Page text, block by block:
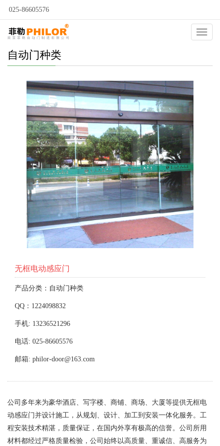
025-86605576
自动门种类
无框电动感应门
产品分类：自动门种类
QQ：1224098832
手机: 13236521296
电话: 025-86605576
邮箱: philor-door@163.com
公司多年来为豪华酒店、写字楼、商铺、商场、大厦等提供无框电
动感应门并设计施工，从规划、设计、加工到安装一体化服务。工
程安装技术精湛，质量保证，在国内外享有极高的信誉。公司所用
材料都经过严格质量检验，公司始终以高质量、重诚信、高服务为